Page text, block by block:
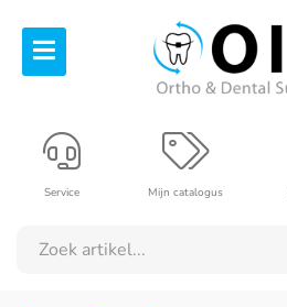
Mijn catalogus
Service